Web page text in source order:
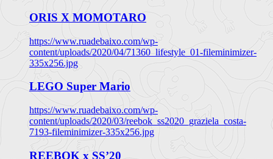
ORIS X MOMOTARO
https://www.ruadebaixo.com/wp-
content/uploads/2020/04/71360_lifestyle_01-fileminimizer-
335x256.jpg
LEGO Super Mario
https://www.ruadebaixo.com/wp-
content/uploads/2020/03/reebok_ss2020_graziela_costa-
7193-fileminimizer-335x256.jpg
REEBOK x SS’20